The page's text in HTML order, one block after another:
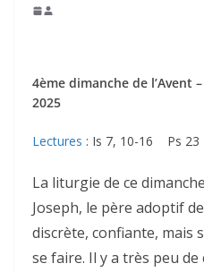
4ème dimanche de l’Avent
2025
Lectures : Is 7, 10-16 Ps
La liturgie de ce
Joseph, le père adoptif
discrète, confiante, mais
se faire. Il y a très peu de